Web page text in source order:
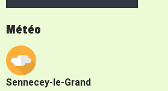
Météo
Sennecey-le-Grand